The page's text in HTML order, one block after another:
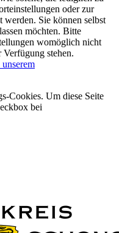
oder zur
werden. Sie können selbst
möchten. Bitte
womöglich nicht
stehen.
Cookies. Um diese Seite
bei